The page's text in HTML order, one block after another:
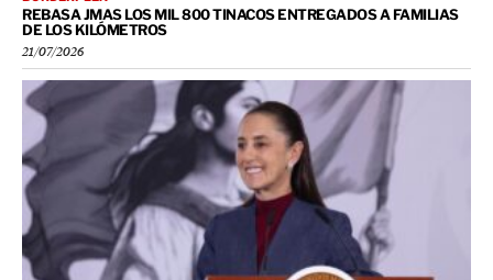
REBASA JMAS LOS MIL 800 TINACOS ENTREGADOS A FAMILIAS
DE LOS KILÓMETROS
21/07/2026